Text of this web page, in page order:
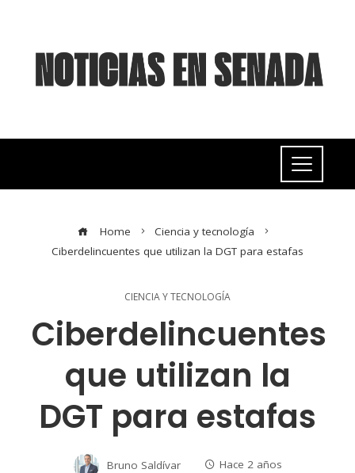
Home
Ciencia y tecnología
Ciberdelincuentes que utilizan la DGT para estafas
CIENCIA Y TECNOLOGÍA
Ciberdelincuentes
que utilizan la
DGT para estafas
Bruno Saldívar Hace 2 años